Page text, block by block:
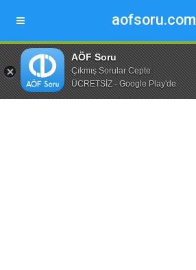
aofsoru.com
AÖF Soru
Çıkmış Sorular Cepte
ÜCRETSİZ - Google Play'de